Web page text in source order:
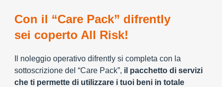
Con il “Care Pack” difrently
sei coperto All Risk!
Il noleggio operativo difrently si completa con la
sottoscrizione del “Care Pack”, il pacchetto di servizi
che ti permette di utilizzare i tuoi beni in totale